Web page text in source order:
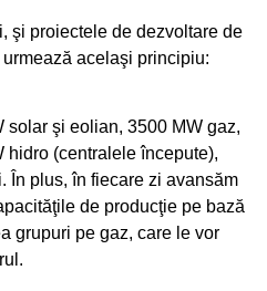
şi proiectele de dezvoltare de
acelaşi principiu:
solar şi eolian, 3500 MW gaz,
hidro (centralele începute),
În plus, în fiecare zi avansăm
de producţie pe bază
grupuri pe gaz, care le vor